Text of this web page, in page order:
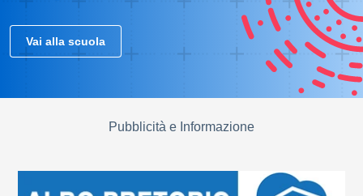
Vai alla scuola
Pubblicità e Informazione